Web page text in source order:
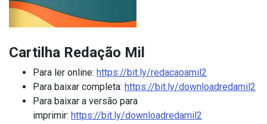
Cartilha Redação Mil
Para ler online: https://bit.ly/redacaoamil2
Para baixar completa: https://bit.ly/downloadredamil2
Para baixar a versão para
imprimir: https://bit.ly/downloadredamil2